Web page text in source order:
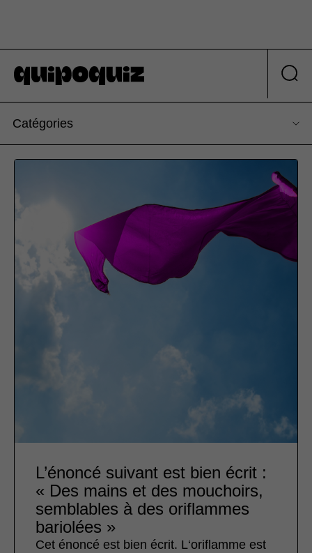
Catégories
L’énoncé suivant est bien écrit :
« Des mains et des mouchoirs,
semblables à des oriflammes
bariolées »
Cet énoncé est bien écrit. L‘oriflamme est